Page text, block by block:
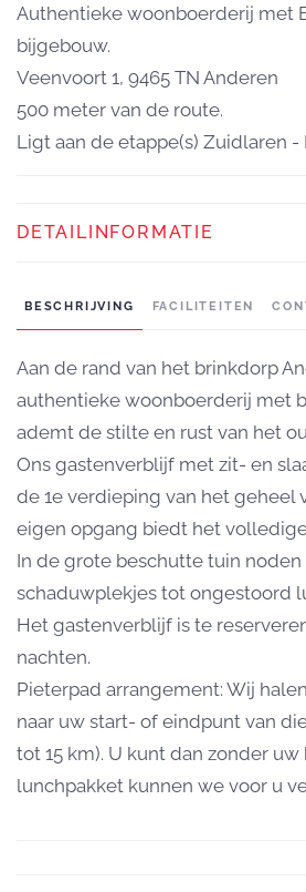
Authentieke woonboerderij met
bijgebouw.
Veenvoort 1, 9465 TN Anderen
500 meter van de route.
Ligt aan de etappe(s) Zuidlaren
DETAILINFORMATIE
BESCHRIJVING FACILITEITEN
Aan de rand van het brinkdorp
authentieke woonboerderij met
ademt de stilte en rust van het
Ons gastenverblijf met zit- en
de 1e verdieping van het geheel
eigen opgang biedt het
In de grote beschutte tuin noden
schaduwplekjes tot ongestoord
Het gastenverblijf is te
nachten.
Pieterpad arrangement: Wij
naar uw start- of eindpunt van
tot 15 km). U kunt dan zonder
lunchpakket kunnen we voor u